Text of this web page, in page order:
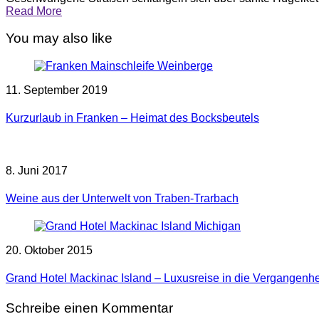
Read More
You may also like
11. September 2019
Kurzurlaub in Franken – Heimat des Bocksbeutels
8. Juni 2017
Weine aus der Unterwelt von Traben-Trarbach
20. Oktober 2015
Grand Hotel Mackinac Island – Luxusreise in die
Schreibe einen Kommentar